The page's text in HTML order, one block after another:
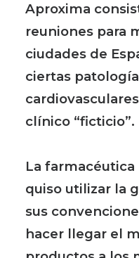
Aproxima
reuniones para
ciudades de
ciertas
clínico “ficticio”.
La
quiso utilizar la
sus
hacer llegar el